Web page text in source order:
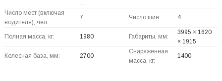
Число мест (включая
водителя), чел.:
7 Число шин: 4
Полная масса, кг: 1980 Габариты, мм:
3995 × 1620
× 1915
Колесная база, мм: 2700
Снаряженная
масса, кг:
1400